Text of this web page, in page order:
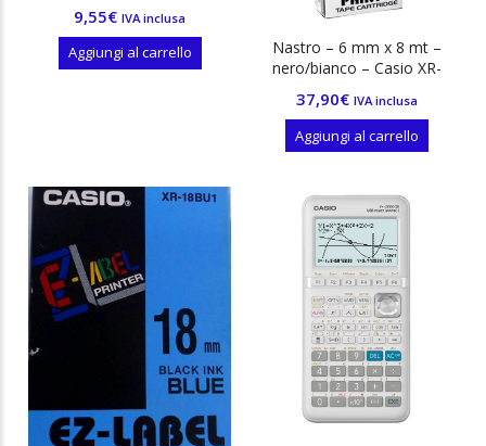
9,55€ IVA inclusa
Aggiungi al carrello
Nastro – 6 mm x 8 mt –
nero/bianco – Casio XR-
37,90€ IVA inclusa
Aggiungi al carrello